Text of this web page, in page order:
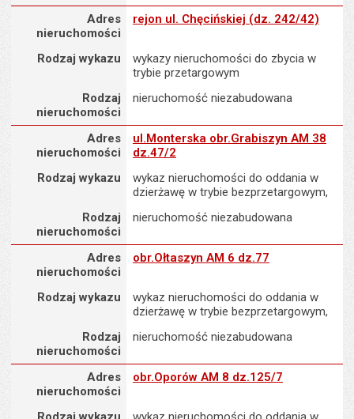
Adres nieruchomości
Adres
nieruchomości
rejon ul. Chęcińskiej (dz. 242/42)
Rodzaj wykazu
wykazy nieruchomości do zbycia w
trybie przetargowym
Rodzaj
nieruchomości
nieruchomość niezabudowana
Adres nieruchomości
Adres
nieruchomości
ul.Monterska obr.Grabiszyn AM 38
dz.47/2
Rodzaj wykazu
wykaz nieruchomości do oddania w
dzierżawę w trybie bezprzetargowym,
Rodzaj
nieruchomości
nieruchomość niezabudowana
Adres nieruchomości
Adres
nieruchomości
obr.Ołtaszyn AM 6 dz.77
Rodzaj wykazu
wykaz nieruchomości do oddania w
dzierżawę w trybie bezprzetargowym,
Rodzaj
nieruchomości
nieruchomość niezabudowana
Adres nieruchomości
Adres
nieruchomości
obr.Oporów AM 8 dz.125/7